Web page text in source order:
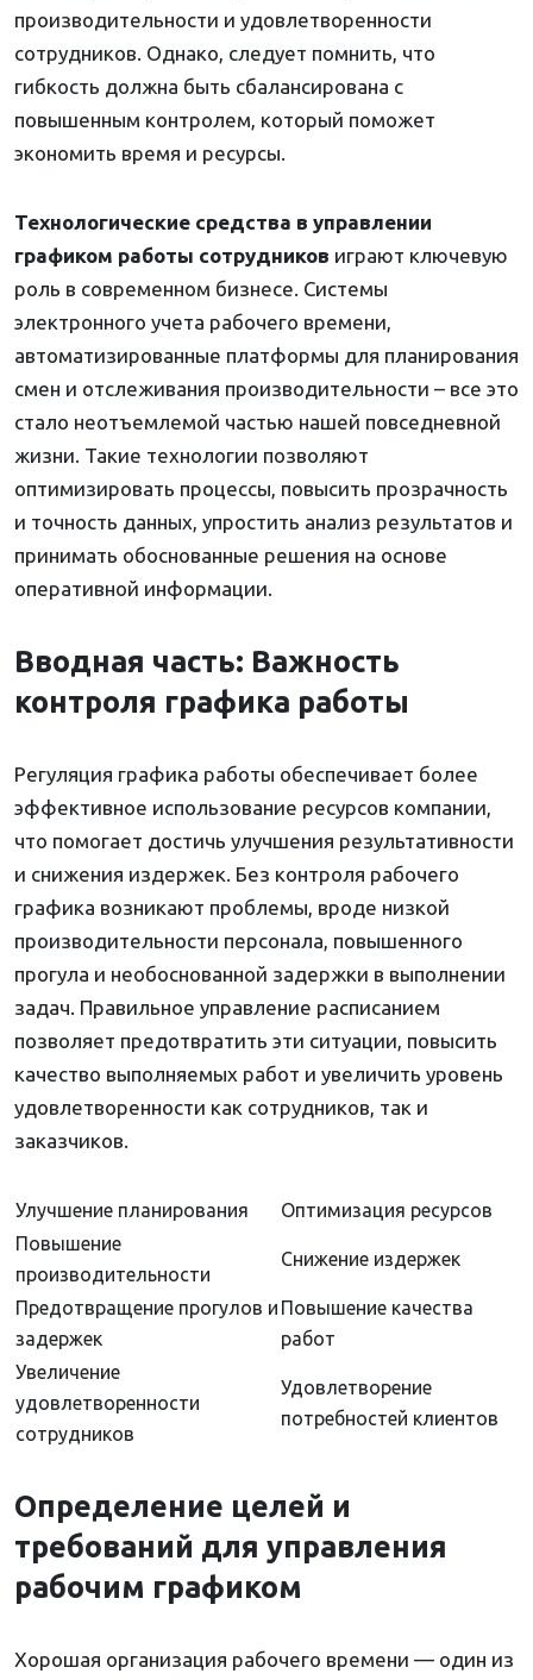
производительности и удовлетворенности
сотрудников. Однако, следует помнить, что
гибкость должна быть сбалансирована с
повышенным контролем, который поможет
экономить время и ресурсы.
Технологические средства в управлении
графиком работы сотрудников играют ключевую
роль в современном бизнесе. Системы
электронного учета рабочего времени,
автоматизированные платформы для планирования
смен и отслеживания производительности – все это
стало неотъемлемой частью нашей повседневной
жизни. Такие технологии позволяют
оптимизировать процессы, повысить прозрачность
и точность данных, упростить анализ результатов и
принимать обоснованные решения на основе
оперативной информации.
Вводная часть: Важность
контроля графика работы
Регуляция графика работы обеспечивает более
эффективное использование ресурсов компании,
что помогает достичь улучшения результативности
и снижения издержек. Без контроля рабочего
графика возникают проблемы, вроде низкой
производительности персонала, повышенного
прогула и необоснованной задержки в выполнении
задач. Правильное управление расписанием
позволяет предотвратить эти ситуации, повысить
качество выполняемых работ и увеличить уровень
удовлетворенности как сотрудников, так и
заказчиков.
Улучшение планирования
Оптимизация ресурсов
Повышение
производительности
Снижение издержек
Предотвращение прогулов и
задержек
Повышение качества
работ
Увеличение
удовлетворенности
сотрудников
Удовлетворение
потребностей клиентов
Определение целей и
требований для управления
рабочим графиком
Хорошая организация рабочего времени — один из